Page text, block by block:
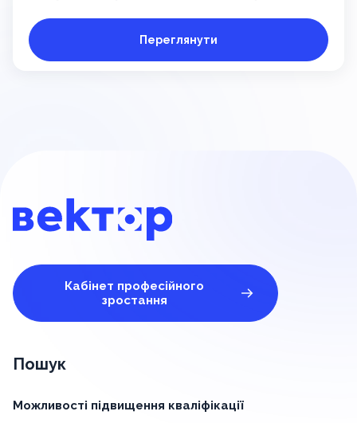
Переглянути
Кабінет професійного
зростання
Пошук
Можливості підвищення кваліфікації